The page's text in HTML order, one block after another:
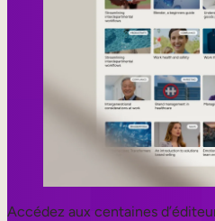
Accédez aux centaines